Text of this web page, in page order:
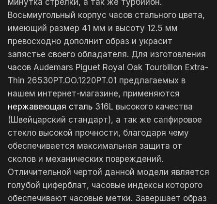
минутка стрелки, а так же турбийон.
Восьмиугольный корпус часов стального цвета,
имеющий размер 41 мм и высоту 12.5 мм
превосходно дополнит образ и украсит
запястье своего обладателя. Для изготовления
часов Audemars Piguet Royal Oak Tourbillon Extra-
Thin 26530PT.OO.1220PT.01 предлагаемых в
нашем интернет-магазине, применяются
нержавеющая сталь 316L высокого качества
(Швейцарский стандарт), а так же сапфировое
стекло высокой прочности, благодаря чему
обеспечивается максимальная защита от
сколов и механических повреждений.
Отличительной чертой данной модели является
голубой циферблат, часовые индексы которого
обеспечивают часовые метки. Завершает образ